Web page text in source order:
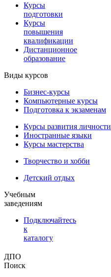
Курсы
подготовки
Курсы
повышения
квалификации
Дистанционное
образование
Виды курсов
Бизнес-курсы
Компьютерные курсы
Подготовка к экзаменам
Курсы развития личности
Иностранные языки
Курсы мастерства
Творчество и хобби
Детский отдых
Учебным
заведениям
Подключайтесь
к
каталогу
ДПО
Поиск